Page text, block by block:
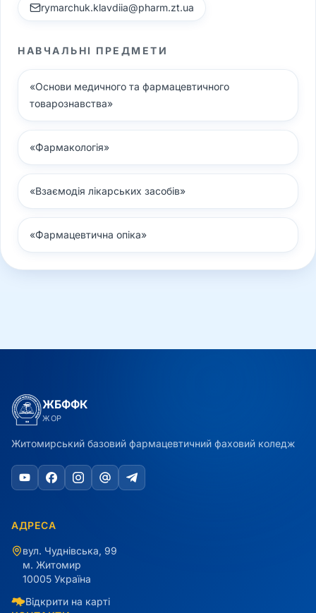
rymarchuk.klavdiia@pharm.zt.ua
НАВЧАЛЬНІ ПРЕДМЕТИ
«Основи медичного та фармацевтичного
товарознавства»
«Фармакологія»
«Взаємодія лікарських засобів»
«Фармацевтична опіка»
ЖБФФК
ЖОР
Житомирський базовий фармацевтичний фаховий коледж
АДРЕСА
вул. Чуднівська, 99
м. Житомир
10005 Україна
Відкрити на карті